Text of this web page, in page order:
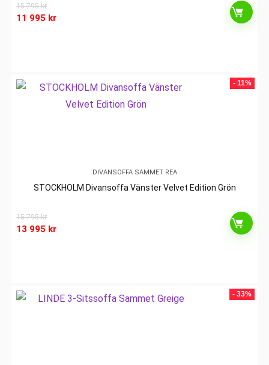
15 795kr
11 995 kr
- 11%
DIVANSOFFA SAMMET REA
STOCKHOLM Divansoffa Vänster Velvet Edition Grön
15 795kr
13 995 kr
- 33%